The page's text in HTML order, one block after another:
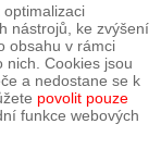
nástrojů, ke zvýšení
obsahu v rámci
nich. Cookies jsou
a nedostane se k
povolit pouze
funkce webových